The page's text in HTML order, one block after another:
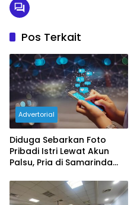
Pos Terkait
Advertorial
Diduga Sebarkan Foto
Pribadi Istri Lewat Akun
Palsu, Pria di Samarinda